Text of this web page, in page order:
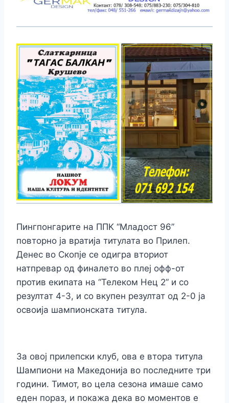
Пингпонгарите на ППK “Младост 96”
повторно ја вратија титулата во Прилеп.
Денес во Скопје се одигра вториот
натпревар од финалето во плеј офф-от
против екипата на “Телеком Нец 2” и со
резултат 4-3, и со вкупен резултат од 2-0 ја
освоија шампионската титула.
За овој прилепски клуб, ова е втора титула
Шампиони на Македонија во последните три
години. Тимот, во цела сезона имаше само
еден пораз, и покажа дека во моментов е